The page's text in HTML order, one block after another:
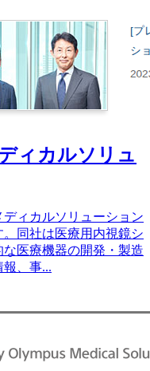
ィカルソリュ
ィカルソリューション
同社は医療用内視鏡シ
医療機器の開発・製造
報、事...